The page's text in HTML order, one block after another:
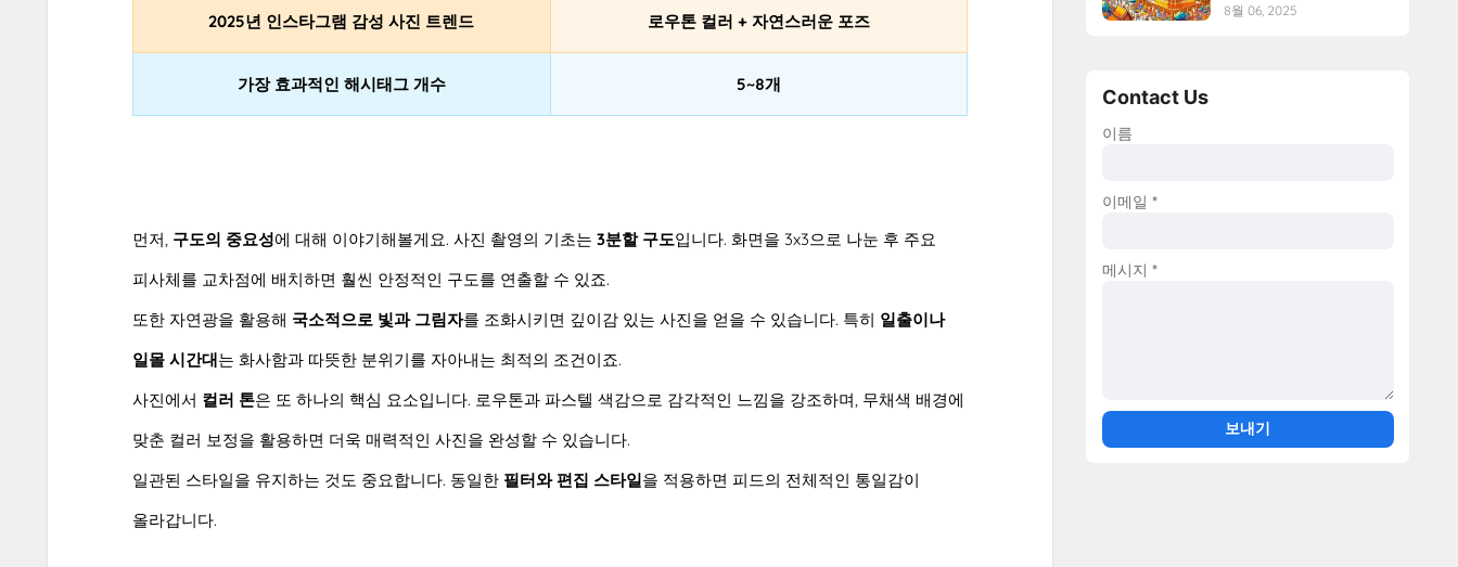
2025년 인스타그램 감성 사진 트렌드 로우톤 컬러 + 자연스러운 포즈
가장 효과적인 해시태그 개수 5~8개
먼저, 구도의 중요성에 대해 이야기해볼게요. 사진 촬영의 기초는 3분할 구도입니다. 화면을 3x3으로 나눈 후 주요
피사체를 교차점에 배치하면 훨씬 안정적인 구도를 연출할 수 있죠.
또한 자연광을 활용해 국소적으로 빛과 그림자를 조화시키면 깊이감 있는 사진을 얻을 수 있습니다. 특히 일출이나
일몰 시간대는 화사함과 따뜻한 분위기를 자아내는 최적의 조건이죠.
사진에서 컬러 톤은 또 하나의 핵심 요소입니다. 로우톤과 파스텔 색감으로 감각적인 느낌을 강조하며, 무채색 배경에
맞춘 컬러 보정을 활용하면 더욱 매력적인 사진을 완성할 수 있습니다.
일관된 스타일을 유지하는 것도 중요합니다. 동일한 필터와 편집 스타일을 적용하면 피드의 전체적인 통일감이
올라갑니다.
8월 06, 2025
Contact Us
이름
이메일 *
메시지 *